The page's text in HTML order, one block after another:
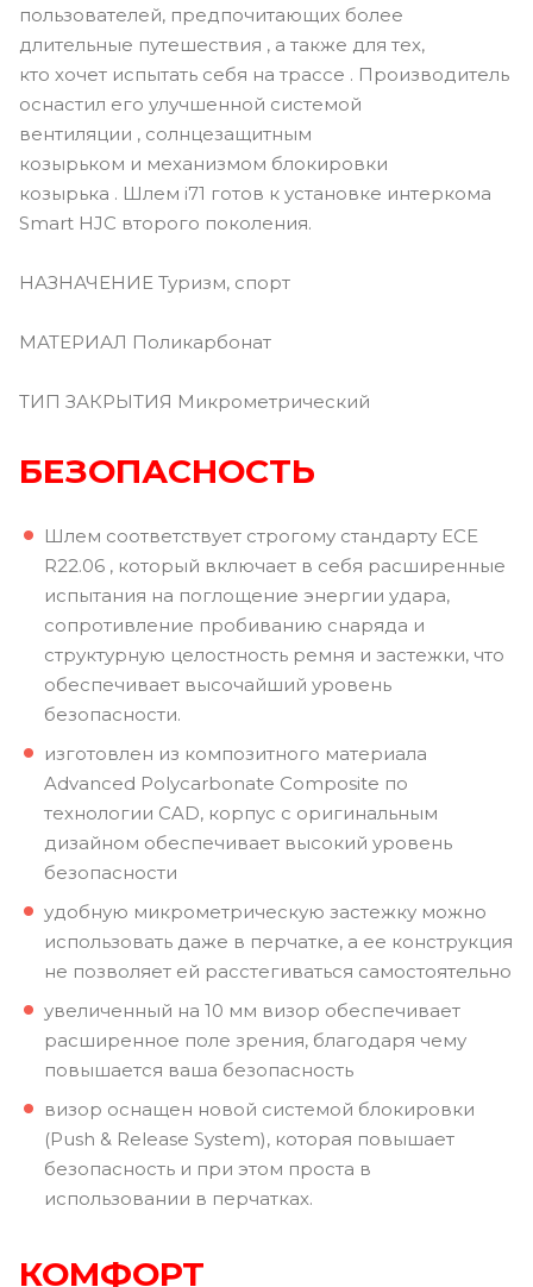
пользователей, предпочитающих более
длительные путешествия , а также для тех,
кто хочет испытать себя на трассе . Производитель
оснастил его улучшенной системой
вентиляции , солнцезащитным
козырьком и механизмом блокировки
козырька . Шлем i71 готов к установке интеркома
Smart HJC второго поколения.
НАЗНАЧЕНИЕ Туризм, спорт
МАТЕРИАЛ Поликарбонат
ТИП ЗАКРЫТИЯ Микрометрический
БЕЗОПАСНОСТЬ
Шлем соответствует строгому стандарту ECE
R22.06 , который включает в себя расширенные
испытания на поглощение энергии удара,
сопротивление пробиванию снаряда и
структурную целостность ремня и застежки, что
обеспечивает высочайший уровень
безопасности.
изготовлен из композитного материала
Advanced Polycarbonate Composite по
технологии CAD, корпус с оригинальным
дизайном обеспечивает высокий уровень
безопасности
удобную микрометрическую застежку можно
использовать даже в перчатке, а ее конструкция
не позволяет ей расстегиваться самостоятельно
увеличенный на 10 мм визор обеспечивает
расширенное поле зрения, благодаря чему
повышается ваша безопасность
визор оснащен новой системой блокировки
(Push & Release System), которая повышает
безопасность и при этом проста в
использовании в перчатках.
КОМФОРТ